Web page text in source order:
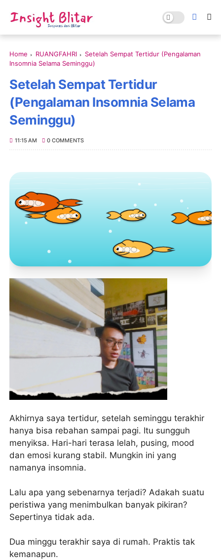
Home RUANGFAHRI
Setelah Sempat Tertidur (Pengalaman
Insomnia Selama Seminggu)
Setelah Sempat Tertidur
(Pengalaman Insomnia Selama
Seminggu)
11:15 AM 0 COMMENTS
Toko Jurnal Rasa
KLIK / SENTUH UNTUK MENGUNJUNGI
Akhirnya saya tertidur, setelah seminggu terakhir
hanya bisa rebahan sampai pagi. Itu sungguh
menyiksa. Hari-hari terasa lelah, pusing, mood
dan emosi kurang stabil. Mungkin ini yang
namanya insomnia.
Lalu apa yang sebenarnya terjadi? Adakah suatu
peristiwa yang menimbulkan banyak pikiran?
Sepertinya tidak ada.
Dua minggu terakhir saya di rumah. Praktis tak
kemanapun.